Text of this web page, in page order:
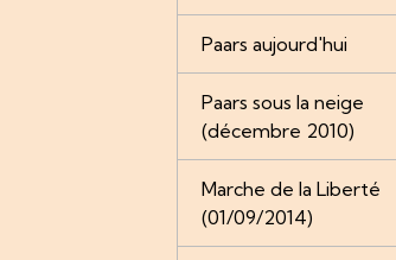
Paars aujourd'hui
Paars sous la neige
(décembre 2010)
Marche de la Liberté
(01/09/2014)